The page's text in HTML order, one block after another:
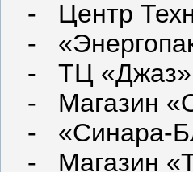
- Центр
-
- ТЦ «Джаз»
- Магазин
- «Синара-
- Магазин